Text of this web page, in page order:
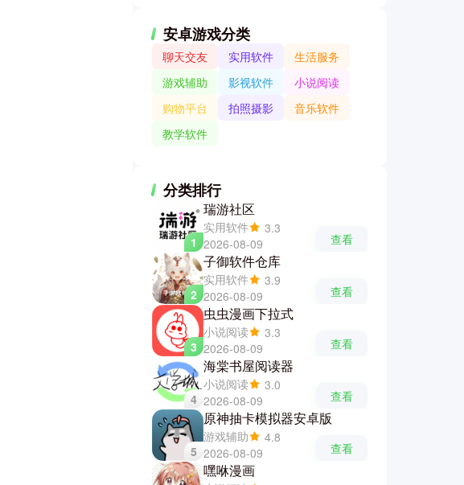
安卓游戏分类
聊天交友 实用软件
生活服务
游戏辅助
影视软件
小说阅读
购物平台
拍照摄影
音乐软件
教学软件
分类排行
1
瑞游社区
实用软件
3.3
2026-08-09
查看
2
子御软件仓库
实用软件
3.9
2026-08-09
查看
3
虫虫漫画下拉式
小说阅读
3.3
2026-08-09
查看
4
海棠书屋阅读器
小说阅读
3.0
2026-08-09
查看
5
原神抽卡模拟器安卓版
游戏辅助
4.8
2026-08-09
查看
嘿咻漫画